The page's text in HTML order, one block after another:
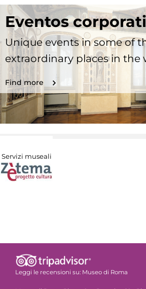
Eventos
Unique events in some of
extraordinary places in the
Find more
Servizi museali
Leggi le recensioni su: Museo di Roma